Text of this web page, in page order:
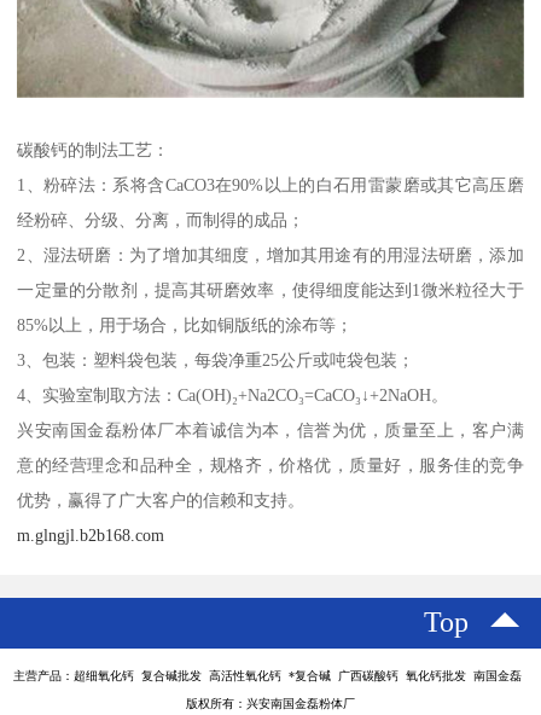
碳酸钙的制法工艺：
1、粉碎法：系将含CaCO3在90%以上的白石用雷蒙磨或其它高压磨
经粉碎、分级、分离，而制得的成品；
2、湿法研磨：为了增加其细度，增加其用途有的用湿法研磨，添加
一定量的分散剂，提高其研磨效率，使得细度能达到1微米粒径大于
85%以上，用于场合，比如铜版纸的涂布等；
3、包装：塑料袋包装，每袋净重25公斤或吨袋包装；
4、实验室制取方法：Ca(OH)₂+Na2CO₃=CaCO₃↓+2NaOH。
兴安南国金磊粉体厂本着诚信为本，信誉为优，质量至上，客户满
意的经营理念和品种全，规格齐，价格优，质量好，服务佳的竞争
优势，赢得了广大客户的信赖和支持。
m.glngjl.b2b168.com
Top
主营产品：超细氧化钙 复合碱批发 高活性氧化钙 *复合碱 广西碳酸钙 氧化钙批发 南国金磊
版权所有：兴安南国金磊粉体厂